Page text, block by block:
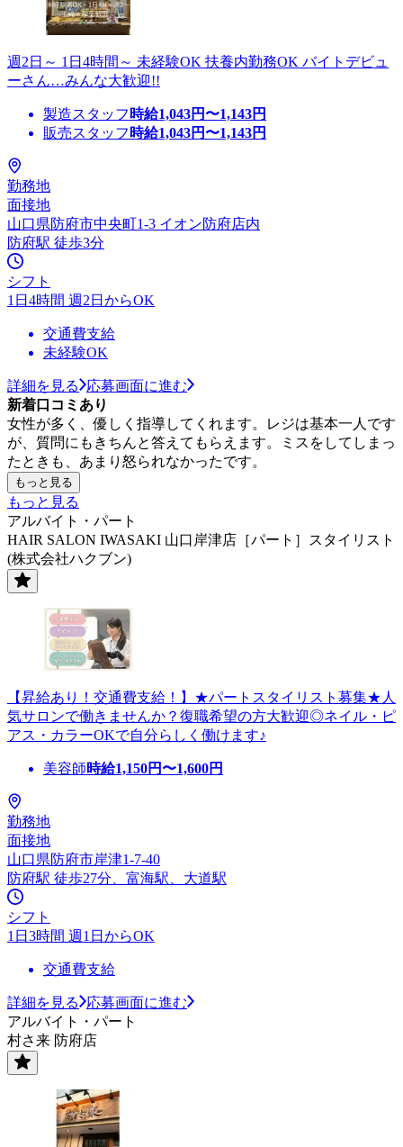
週2日～ 1日4時間～ 未経験OK 扶養内勤務OK バイトデビュ
ーさん…みんな大歓迎!!
製造スタッフ 時給1,043円〜1,143円
販売スタッフ 時給1,043円〜1,143円
勤務地
面接地
山口県防府市中央町1-3 イオン防府店内
防府駅 徒歩3分
シフト
1日4時間 週2日からOK
交通費支給
未経験OK
詳細を見る
応募画面に進む
新着口コミあり
女性が多く、優しく指導してくれます。レジは基本一人です
が、質問にもきちんと答えてもらえます。ミスをしてしまっ
たときも、あまり怒られなかったです。
もっと見る
もっと見る
アルバイト・パート
HAIR SALON IWASAKI 山口岸津店［パート］スタイリスト
(株式会社ハクブン)
【昇給あり！交通費支給！】★パートスタイリスト募集★人
気サロンで働きませんか？復職希望の方大歓迎◎ネイル・ピ
アス・カラーOKで自分らしく働けます♪
美容師時給1,150円〜1,600円
勤務地
面接地
山口県防府市岸津1-7-40
防府駅 徒歩27分、富海駅、大道駅
シフト
1日3時間 週1日からOK
交通費支給
詳細を見る
応募画面に進む
アルバイト・パート
村さ来 防府店